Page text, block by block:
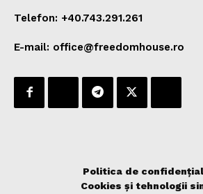
Telefon: +40.743.291.261
E-mail: office@freedomhouse.ro
Politica de
Cookies și tehnologii